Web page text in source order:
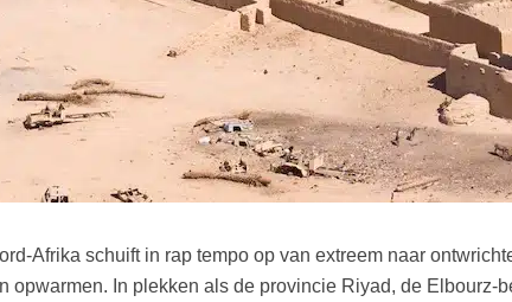
Afrika schuift in rap tempo op van extreem naar
opwarmen. In plekken als de provincie Riyad, de